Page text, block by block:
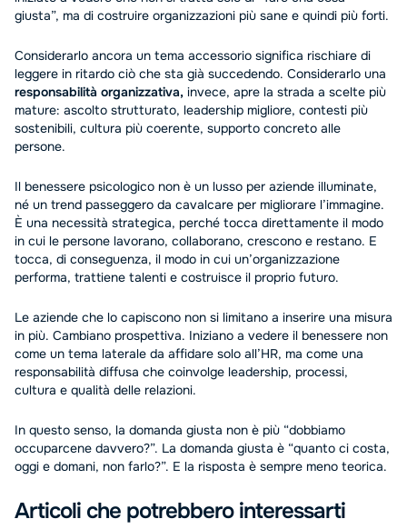
giusta”, ma di costruire organizzazioni più sane e quindi più forti.
Considerarlo ancora un tema accessorio significa rischiare di
leggere in ritardo ciò che sta già succedendo. Considerarlo una
responsabilità organizzativa, invece, apre la strada a scelte più
mature: ascolto strutturato, leadership migliore, contesti più
sostenibili, cultura più coerente, supporto concreto alle
persone.
Il benessere psicologico non è un lusso per aziende illuminate,
né un trend passeggero da cavalcare per migliorare l’immagine.
È una necessità strategica, perché tocca direttamente il modo
in cui le persone lavorano, collaborano, crescono e restano. E
tocca, di conseguenza, il modo in cui un’organizzazione
performa, trattiene talenti e costruisce il proprio futuro.
Le aziende che lo capiscono non si limitano a inserire una misura
in più. Cambiano prospettiva. Iniziano a vedere il benessere non
come un tema laterale da affidare solo all’HR, ma come una
responsabilità diffusa che coinvolge leadership, processi,
cultura e qualità delle relazioni.
In questo senso, la domanda giusta non è più “dobbiamo
occuparcene davvero?”. La domanda giusta è “quanto ci costa,
oggi e domani, non farlo?”. E la risposta è sempre meno teorica.
Articoli che potrebbero interessarti